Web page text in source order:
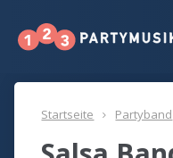
Startseite Partyband